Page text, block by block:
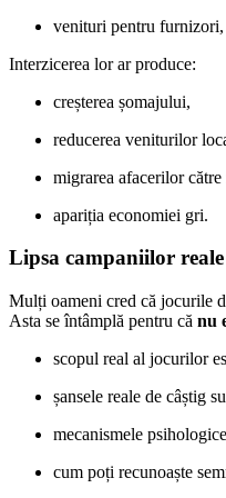
venituri pentru furnizori,
Interzicerea lor ar produce:
creșterea șomajului,
reducerea veniturilor
migrarea afacerilor
apariția economiei gri.
Lipsa campaniilor
Mulți oameni cred că jocurile
Asta se întâmplă pentru că nu
scopul real al jocurilor
șansele reale de câștig
mecanismele
cum poți recunoaște